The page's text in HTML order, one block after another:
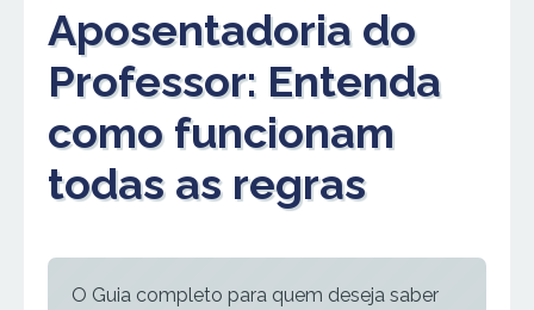
Aposentadoria do
Professor: Entenda
como funcionam
todas as regras
O Guia completo para quem deseja saber